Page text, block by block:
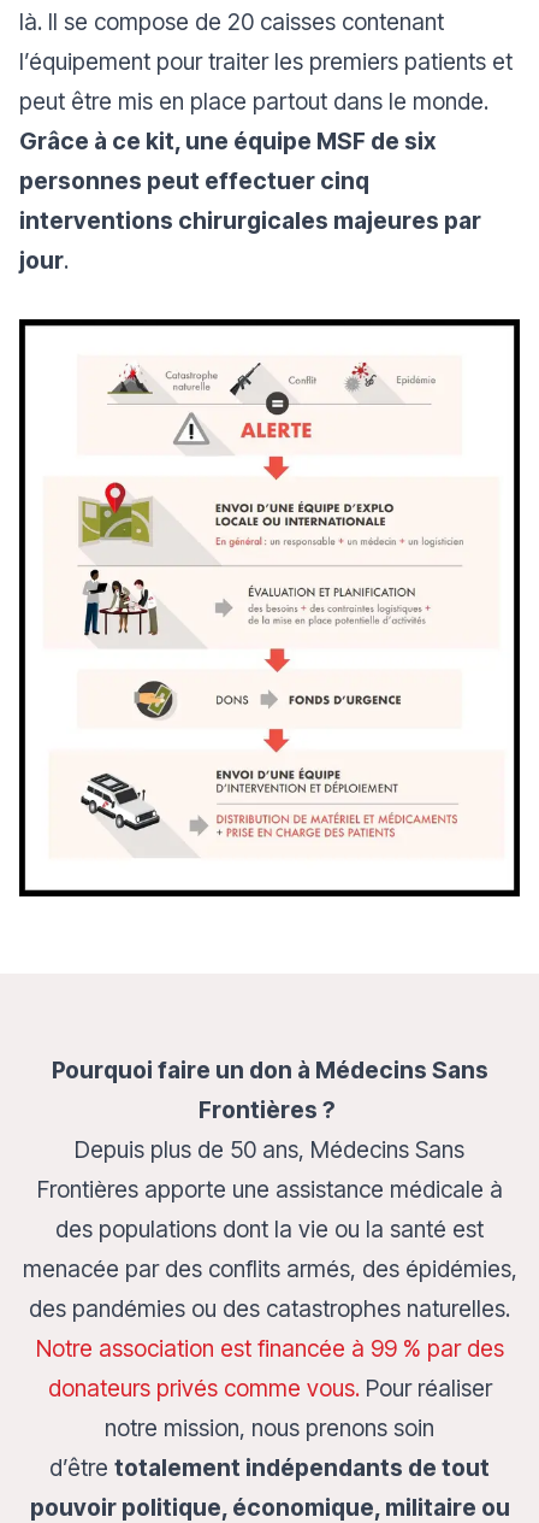
là. Il se compose de 20 caisses contenant
l’équipement pour traiter les premiers patients et
peut être mis en place partout dans le monde.
Grâce à ce kit, une équipe MSF de six
personnes peut effectuer cinq
interventions chirurgicales majeures par
jour.
Pourquoi faire un don à Médecins Sans
Frontières ?
Depuis plus de 50 ans, Médecins Sans
Frontières apporte une assistance médicale à
des populations dont la vie ou la santé est
menacée par des conflits armés, des épidémies,
des pandémies ou des catastrophes naturelles.
Notre association est financée à 99 % par des
donateurs privés comme vous.Pour réaliser
notre mission, nous prenons soin
d’être totalement indépendants de tout
pouvoir politique, économique, militaire ou